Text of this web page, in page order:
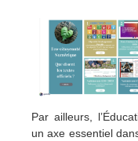
Par ailleurs,
un axe essentiel